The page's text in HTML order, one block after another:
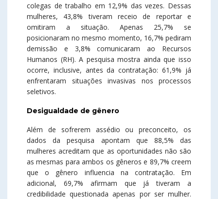
colegas de trabalho em 12,9% das vezes. Dessas
mulheres, 43,8% tiveram receio de reportar e
omitiram a situação. Apenas 25,7% se
posicionaram no mesmo momento, 16,7% pediram
demissão e 3,8% comunicaram ao Recursos
Humanos (RH). A pesquisa mostra ainda que isso
ocorre, inclusive, antes da contratação: 61,9% já
enfrentaram situações invasivas nos processos
seletivos.
Desigualdade de gênero
Além de sofrerem assédio ou preconceito, os
dados da pesquisa apontam que 88,5% das
mulheres acreditam que as oportunidades não são
as mesmas para ambos os gêneros e 89,7% creem
que o gênero influencia na contratação. Em
adicional, 69,7% afirmam que já tiveram a
credibilidade questionada apenas por ser mulher.